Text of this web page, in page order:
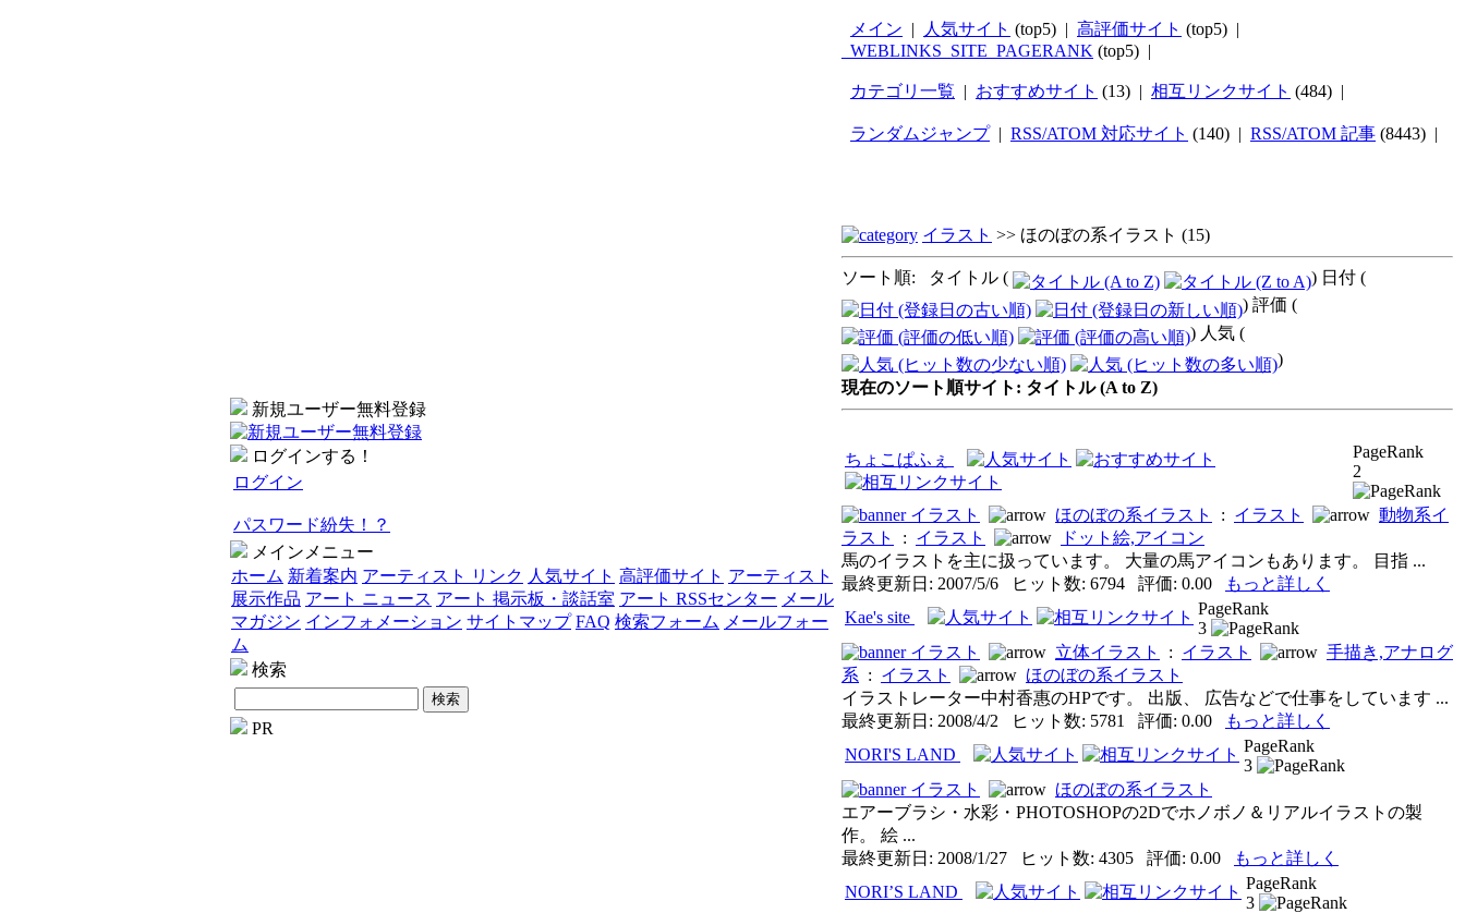
新規ユーザー無料登録
ログインする！
ログイン
パスワード紛失！？
メインメニュー
ホーム 新着案内 アーティスト リンク 人気サイト 高評価サイト アーティスト
展示作品 アート ニュース アート 掲示板・談話室 アート RSSセンター メール
マガジン インフォメーション サイトマップ FAQ 検索フォーム メールフォー
ム
検索
PR
メイン | 人気サイト (top5) | 高評価サイト (top5) |
_WEBLINKS_SITE_PAGERANK (top5) |
カテゴリ一覧 | おすすめサイト (13) | 相互リンクサイト (484) |
ランダムジャンプ| RSS/ATOM 対応サイト (140) | RSS/ATOM 記事 (8443) |
イラスト >> ほのぼの系イラスト (15)
ソート順: タイトル (
) 日付 (
) 評価 (
) 人気 (
)
現在のソート順サイト: タイトル (A to Z)
ちょこぱふぇ
PageRank
2
イラスト ほのぼの系イラスト : イラスト
動物系イ
ラスト
: イラスト
ドット絵,アイコン
馬のイラストを主に扱っています。 大量の馬アイコンもあります。 目指 ...
最終更新日: 2007/5/6 ヒット数: 6794 評価: 0.00
もっと詳しく
Kae's site
PageRank
3
イラスト
立体イラスト : イラスト
手描き,アナログ
系 : イラスト
ほのぼの系イラスト
イラストレーター中村香惠のHPです。 出版、 広告などで仕事をしています ...
最終更新日: 2008/4/2 ヒット数: 5781 評価: 0.00
もっと詳しく
NORI'S LAND
PageRank
3
イラスト
ほのぼの系イラスト
エアーブラシ・水彩・PHOTOSHOPの2Dでホノボノ＆リアルイラストの製
作。 絵 ...
最終更新日: 2008/1/27 ヒット数: 4305 評価: 0.00
もっと詳しく
NORI’S LAND
PageRank
3